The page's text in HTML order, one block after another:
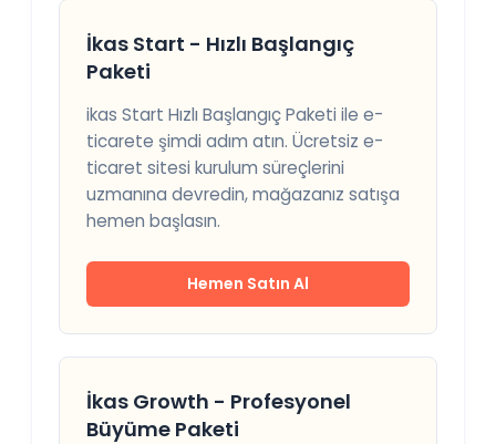
İkas Start - Hızlı Başlangıç
Paketi
ikas Start Hızlı Başlangıç Paketi ile e-
ticarete şimdi adım atın. Ücretsiz e-
ticaret sitesi kurulum süreçlerini
uzmanına devredin, mağazanız satışa
hemen başlasın.
Hemen Satın Al
İkas Growth - Profesyonel
Büyüme Paketi